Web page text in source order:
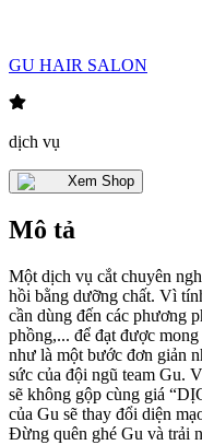
GU HAIR SALON
dịch vụ
Xem Shop
Mô tả
Một dịch vụ cắt chuyên
hồi bằng dưỡng chất. Vì
cần dùng đến các phương
phồng,... để đạt được
như là một bước đơn giản
sức của đội ngũ team Gu.
sẽ không gộp cùng giá
của Gu sẽ thay đổi diện
Đừng quên ghé Gu và trải